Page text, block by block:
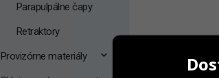
Parapulpálne čapy
Retraktory
Provizórne materiály